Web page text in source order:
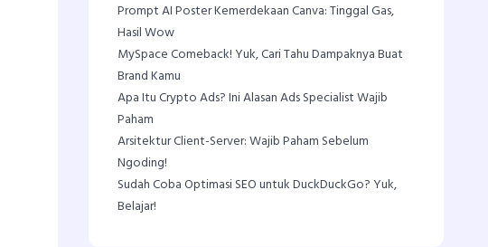
Prompt AI Poster Kemerdekaan Canva: Tinggal Gas,
Hasil Wow
MySpace Comeback! Yuk, Cari Tahu Dampaknya Buat
Brand Kamu
Apa Itu Crypto Ads? Ini Alasan Ads Specialist Wajib
Paham
Arsitektur Client-Server: Wajib Paham Sebelum
Ngoding!
Sudah Coba Optimasi SEO untuk DuckDuckGo? Yuk,
Belajar!